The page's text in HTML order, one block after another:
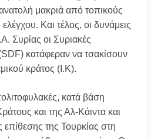
μακριά από τοπικούς
Και τέλος, οι δυνάμεις
Συρίας οι Συριακές
κατάφεραν να τσακίσουν
κράτος (Ι.Κ).
κατά βάση
και της Αλ-Κάιντα και
της Τουρκίας στη